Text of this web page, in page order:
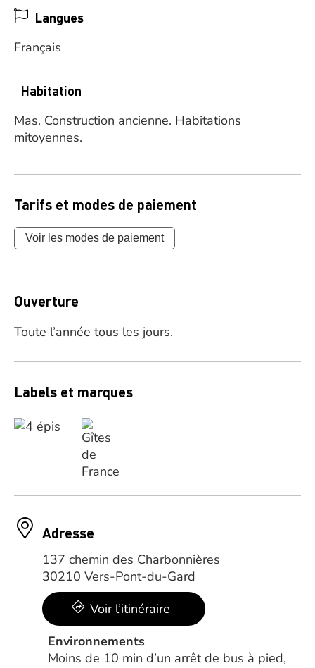
Langues
Français
Habitation
Mas. Construction ancienne. Habitations
mitoyennes.
Tarifs et modes de paiement
Voir les modes de paiement
Ouverture
Toute l’année tous les jours.
Labels et marques
Adresse
137 chemin des Charbonnières
30210 Vers-Pont-du-Gard
Voir l’itinéraire
Environnements
Moins de 10 min d’un arrêt de bus à pied,